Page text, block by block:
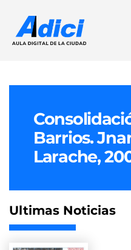
Barrios.
Larache,
Ultimas Noticias